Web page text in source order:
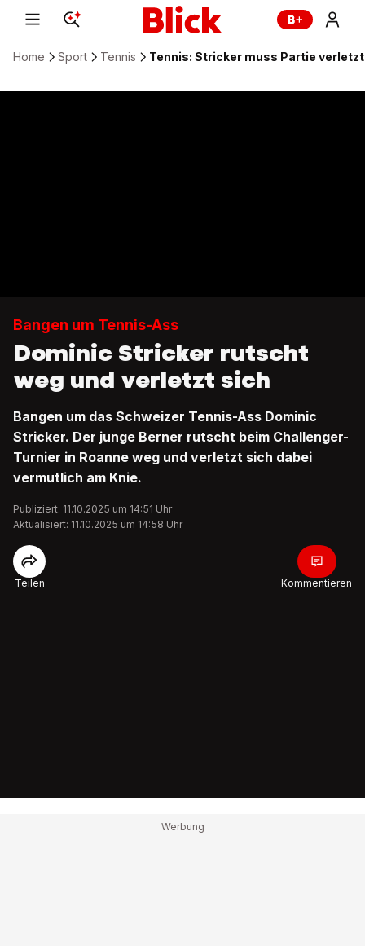
Home Sport Tennis Tennis: Stricker muss Partie
Bangen um Tennis-Ass
Dominic Stricker rutscht
weg und verletzt sich
Bangen um das Schweizer Tennis-Ass Dominic
Stricker. Der junge Berner rutscht beim Challenger-
Turnier in Roanne weg und verletzt sich dabei
vermutlich am Knie.
Publiziert: 11.10.2025 um 14:51 Uhr
Aktualisiert: 11.10.2025 um 14:58 Uhr
Teilen Kommentieren